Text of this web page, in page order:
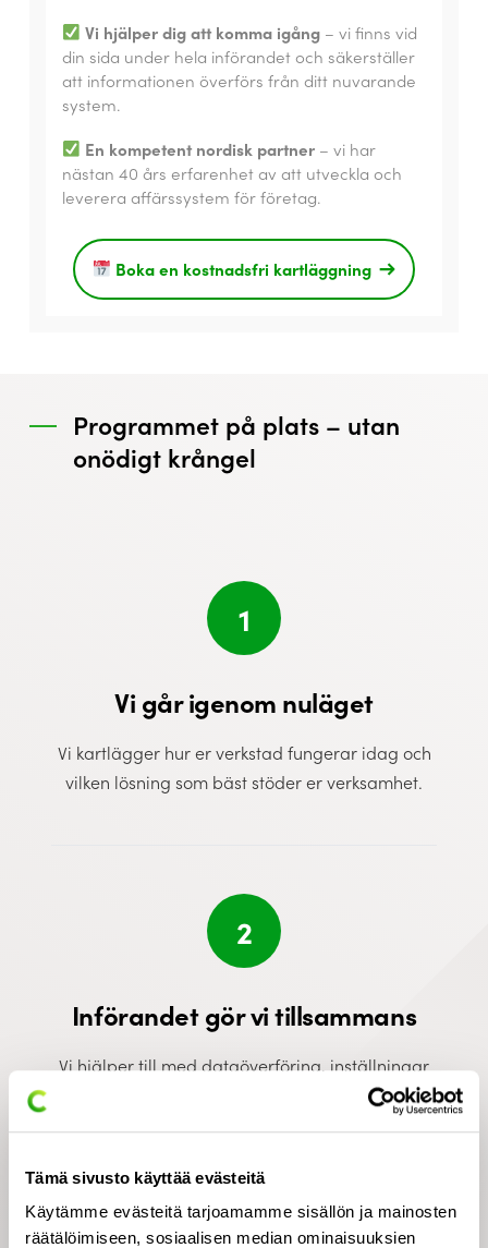
Tämä sivusto käyttää evästeitä
Käytämme evästeitä tarjoamamme sisällön ja mainosten
räätälöimiseen, sosiaalisen median ominaisuuksien
Vi hjälper dig att komma igång – vi finns vid
din sida under hela införandet och säkerställer
att informationen överförs från ditt nuvarande
system.
En kompetent nordisk partner – vi har
nästan 40 års erfarenhet av att utveckla och
leverera affärssystem för företag.
Boka en kostnadsfri kartläggning
Programmet på plats – utan
onödigt krångel
1
Vi går igenom nuläget
Vi kartlägger hur er verkstad fungerar idag och
vilken lösning som bäst stöder er verksamhet.
2
Införandet gör vi tillsammans
Vi hjälper till med dataöverföring, inställningar
och införande så att övergången till det nya
systemet blir så smidig och kontrollerad som